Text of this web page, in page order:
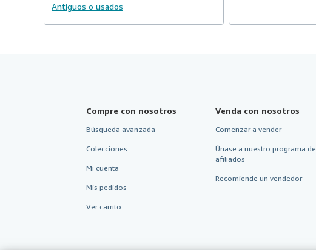
Antiguos o usados
Compre con nosotros
Búsqueda avanzada
Colecciones
Mi cuenta
Mis pedidos
Ver carrito
Venda con nosotros
Comenzar a vender
Únase a nuestro programa de
afiliados
Recomiende un vendedor